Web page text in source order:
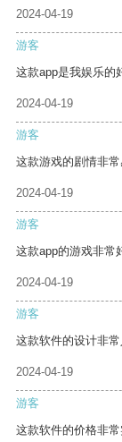
2024-04-19
游客
这款app是我娱乐的
2024-04-19
游客
这款游戏的剧情非常
2024-04-19
游客
这款app的游戏非常
2024-04-19
游客
这款软件的设计非常
2024-04-19
游客
这款软件的价格非常